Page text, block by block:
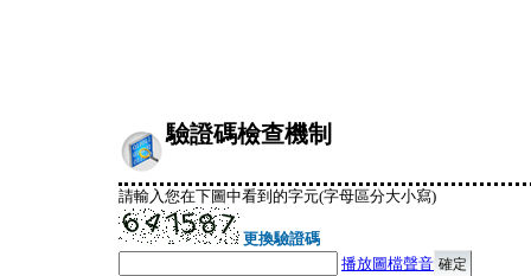
驗證碼檢查機制
請輸入您在下圖中看到的字元(字母區分大小寫)
更換驗證碼
播放圖檔聲音